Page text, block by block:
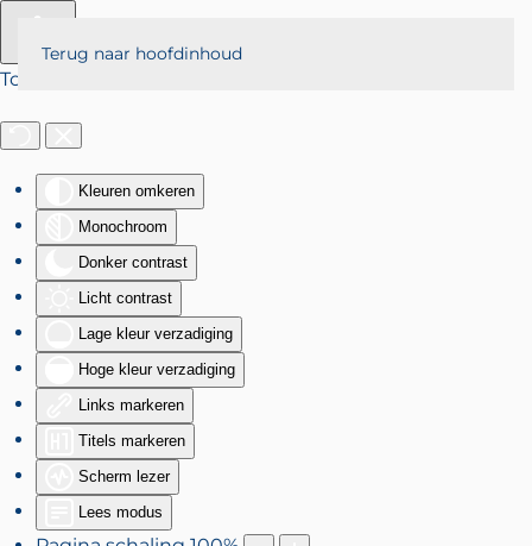
Toegankelijkheid
Kleuren omkeren
Monochroom
Donker contrast
Licht contrast
Lage kleur verzadiging
Hoge kleur verzadiging
Links markeren
Titels markeren
Scherm lezer
Lees modus
Terug naar hoofdinhoud